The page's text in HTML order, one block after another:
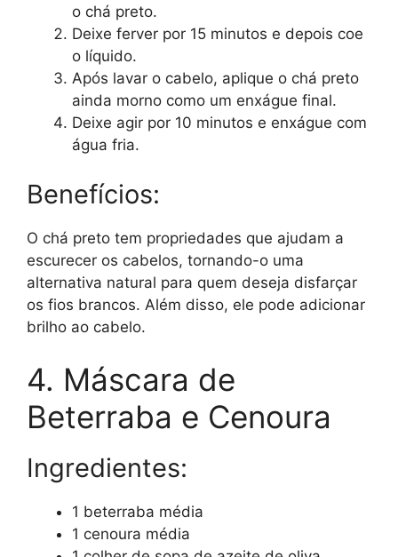
o chá preto.
Deixe ferver por 15 minutos e depois coe
o líquido.
Após lavar o cabelo, aplique o chá preto
ainda morno como um enxágue final.
Deixe agir por 10 minutos e enxágue com
água fria.
Benefícios:
O chá preto tem propriedades que ajudam a
escurecer os cabelos, tornando-o uma
alternativa natural para quem deseja disfarçar
os fios brancos. Além disso, ele pode adicionar
brilho ao cabelo.
4. Máscara de
Beterraba e Cenoura
Ingredientes:
1 beterraba média
1 cenoura média